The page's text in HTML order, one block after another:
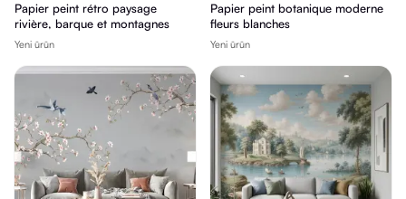
Papier peint rétro paysage
rivière, barque et montagnes
Yeni ürün
Papier peint botanique moderne
fleurs blanches
Yeni ürün